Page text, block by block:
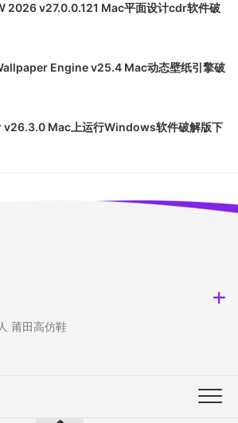
2026 v27.0.0.121 Mac平面设计cdr软件破
Engine v25.4 Mac动态壁纸引擎破
Mac上运行Windows软件破解版下
莆田高仿鞋